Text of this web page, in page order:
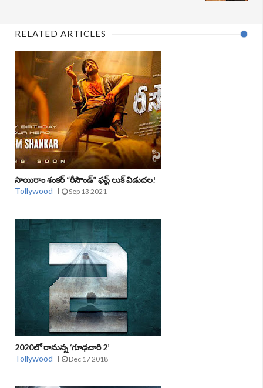
RELATED ARTICLES
సాయిరాం శంకర్ “రీసౌండ్” ఫస్ట్ లుక్ విడుదల!
Tollywood
Sep 13 2021
2020లో రానున్న ‘గూఢచారి 2’
Tollywood
Dec 17 2018